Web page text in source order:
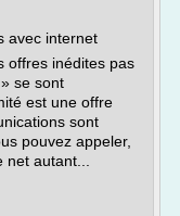
avec internet
offres inédites pas
se sont
est une offre
sont
pouvez appeler,
autant...